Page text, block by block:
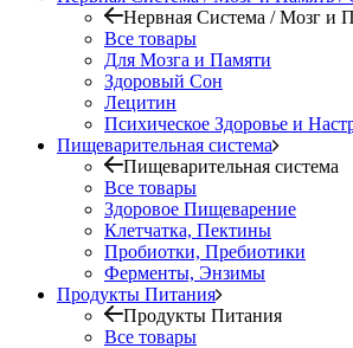
Нервная Система / Мозг и
Все товары
Для Мозга и Памяти
Здоровый Сон
Лецитин
Психическое Здоровье и
Пищеварительная система
Пищеварительная система
Все товары
Здоровое Пищеварение
Клетчатка, Пектины
Пробиотки, Пребиотики
Ферменты, Энзимы
Продукты Питания
Продукты Питания
Все товары